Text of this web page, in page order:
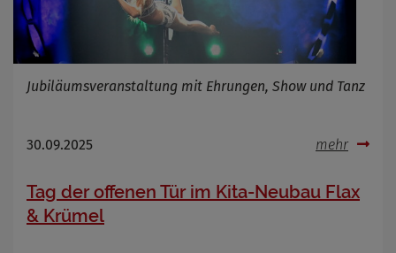
Jubiläumsveranstaltung mit Ehrungen, Show und Tanz
30.09.2025 mehr
Tag der offenen Tür im Kita-Neubau Flax
& Krümel